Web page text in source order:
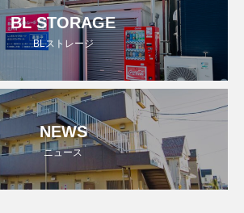
BL STORAGE
BLストレージ
NEWS
ニュース